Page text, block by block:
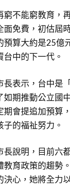
窮不能窮教育
面免費，初估屆
預算大約是25億
台中的下一代。
長表示，台中是
如期推動公立國
期會提追加預算
子的福祉努力。
長說明，目前六
教育政策的趨勢
決心，她將全力